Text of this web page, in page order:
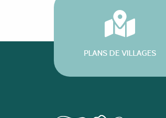
PLANS DE VILLAGES